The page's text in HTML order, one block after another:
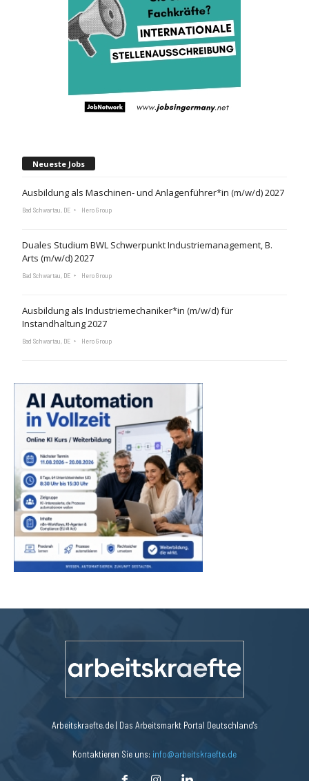
Neueste Jobs
Ausbildung als Maschinen- und Anlagenführer*in (m/w/d) 2027
Bad Schwartau, DE Hero Group
Duales Studium BWL Schwerpunkt Industriemanagement, B.
Arts (m/w/d) 2027
Bad Schwartau, DE Hero Group
Ausbildung als Industriemechaniker*in (m/w/d) für
Instandhaltung 2027
Bad Schwartau, DE Hero Group
Arbeitskraefte.de | Das Arbeitsmarkt Portal Deutschland's
Kontaktieren Sie uns: info@arbeitskraefte.de